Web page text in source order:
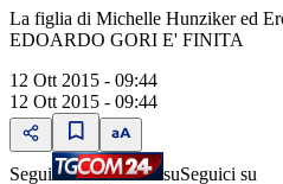
La figlia di Michelle Hunziker ed
EDOARDO GORI E' FINITA
12 Ott 2015 - 09:44
12 Ott 2015 - 09:44
Segui suSeguici su